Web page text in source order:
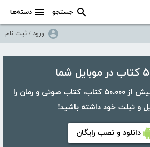
دسته‌ها جستجو
ورود / ثبت نام
شما
با اپلیکیشن کتابراه، بیش از ۵۰،۰۰۰ کتاب، کتاب صوتی و رمان را
و تبلت خود داشته باشید!
دانلود و نصب رایگان